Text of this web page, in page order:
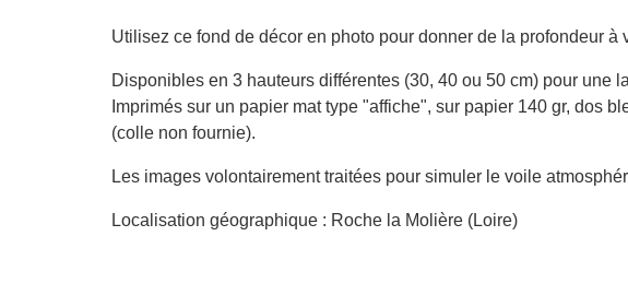
Utilisez ce fond de décor en photo pour donner de la profondeur à
Disponibles en 3 hauteurs différentes (30, 40 ou 50 cm) pour une
Imprimés sur un papier mat type "affiche", sur papier 140 gr, dos
(colle non fournie).
Les images volontairement traitées pour simuler le voile
Localisation géographique : Roche la Molière (Loire)